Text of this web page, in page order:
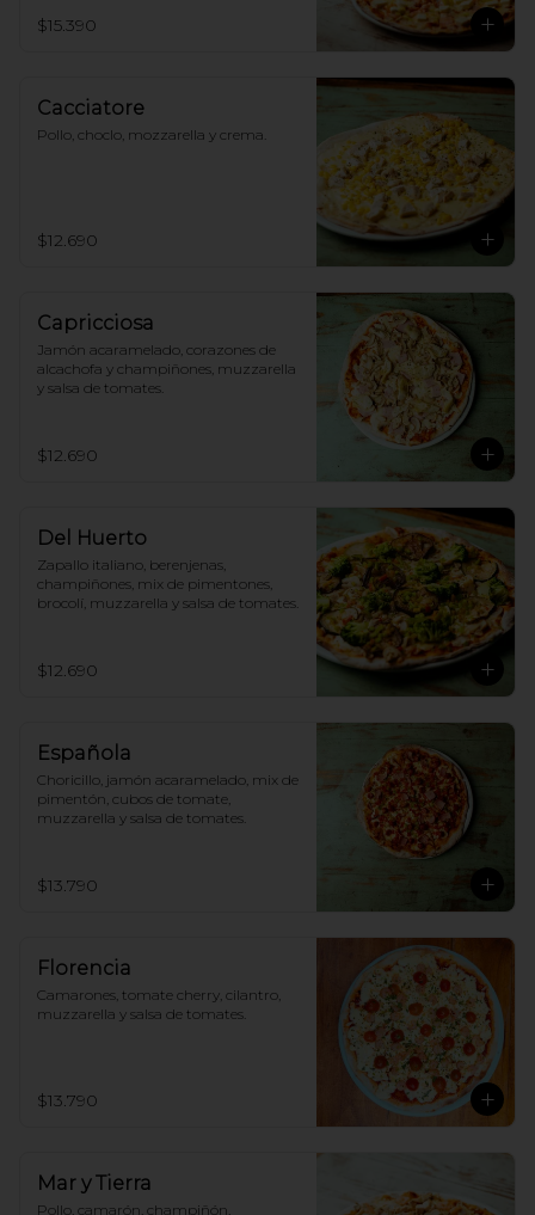
$15.390
Cacciatore
Pollo, choclo, mozzarella y crema.
$12.690
Capricciosa
Jamón acaramelado, corazones de
alcachofa y champiñones, muzzarella
y salsa de tomates.
$12.690
Del Huerto
Zapallo italiano, berenjenas,
champiñones, mix de pimentones,
brocolí, muzzarella y salsa de tomates.
$12.690
Española
Choricillo, jamón acaramelado, mix de
pimentón, cubos de tomate,
muzzarella y salsa de tomates.
$13.790
Florencia
Camarones, tomate cherry, cilantro,
muzzarella y salsa de tomates.
$13.790
Mar y Tierra
Pollo, camarón, champiñón,